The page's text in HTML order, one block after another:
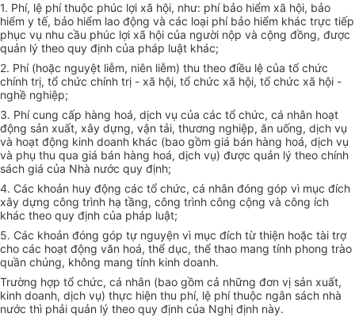
1. Phí, lệ phí thuộc phúc lợi xã hội, như: phí bảo hiểm xã hội, bảo
hiểm y tế, bảo hiểm lao động và các loại phí bảo hiểm khác trực tiếp
phục vụ nhu cầu phúc lợi xã hội của người nộp và cộng đồng, được
quản lý theo quy định của pháp luật khác;
2. Phí (hoặc nguyệt liễm, niên liễm) thu theo điều lệ của tổ chức
chính trị, tổ chức chính trị - xã hội, tổ chức xã hội, tổ chức xã hội -
nghề nghiệp;
3. Phí cung cấp hàng hoá, dịch vụ của các tổ chức, cá nhân hoạt
động sản xuất, xây dựng, vận tải, thương nghiệp, ăn uống, dịch vụ
và hoạt động kinh doanh khác (bao gồm giá bán hàng hoá, dịch vụ
và phụ thu qua giá bán hàng hoá, dịch vụ) được quản lý theo chính
sách giá của Nhà nước quy định;
4. Các khoản huy động các tổ chức, cá nhân đóng góp vì mục đích
xây dựng công trình hạ tầng, công trình công cộng và công ích
khác theo quy định của pháp luật;
5. Các khoản đóng góp tự nguyện vì mục đích từ thiện hoặc tài trợ
cho các hoạt động văn hoá, thể dục, thể thao mang tính phong trào
quần chúng, không mang tính kinh doanh.
Trường hợp tổ chức, cá nhân (bao gồm cả những đơn vị sản xuất,
kinh doanh, dịch vụ) thực hiện thu phí, lệ phí thuộc ngân sách nhà
nước thì phải quản lý theo quy định của Nghị định này.